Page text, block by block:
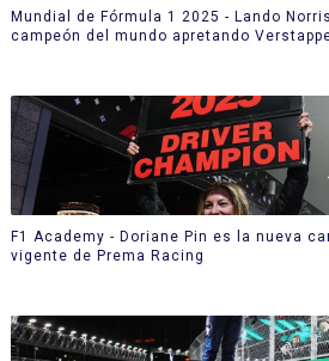
Mundial de Fórmula 1 2025 - Lando
campeón del mundo apretando
F1 Academy - Doriane Pin es la nueva
vigente de Prema Racing